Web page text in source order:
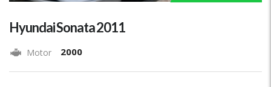
Hyundai Sonata 2011
Motor 2000